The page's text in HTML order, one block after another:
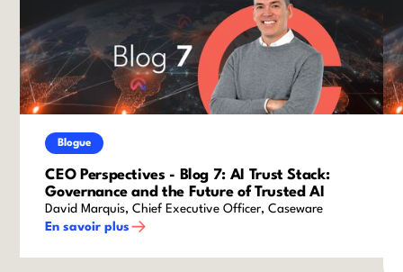
Blogue
CEO Perspectives - Blog 7: AI Trust Stack:
Governance and the Future of Trusted AI
David Marquis, Chief Executive Officer, Caseware
En savoir plus